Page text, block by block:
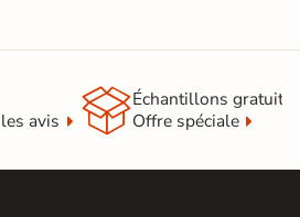
avis
Échantillons gratuit
Offre spéciale